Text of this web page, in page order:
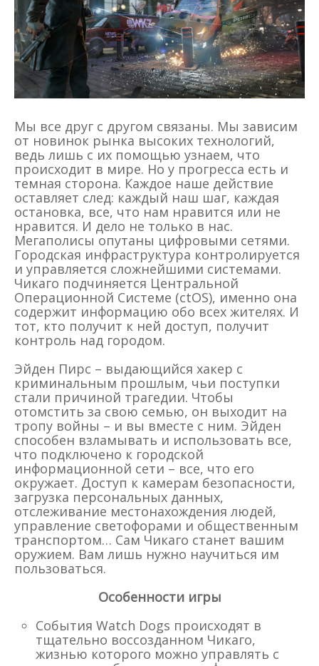
Мы все друг с другом связаны. Мы зависим
от новинок рынка высоких технологий,
ведь лишь с их помощью узнаем, что
происходит в мире. Но у прогресса есть и
темная сторона. Каждое наше действие
оставляет след: каждый наш шаг, каждая
остановка, все, что нам нравится или не
нравится. И дело не только в нас.
Мегаполисы опутаны цифровыми сетями.
Городская инфраструктура контролируется
и управляется сложнейшими системами.
Чикаго подчиняется Центральной
Операционной Системе (ctOS), именно она
содержит информацию обо всех жителях. И
тот, кто получит к ней доступ, получит
контроль над городом.
Эйден Пирс – выдающийся хакер с
криминальным прошлым, чьи поступки
стали причиной трагедии. Чтобы
отомстить за свою семью, он выходит на
тропу войны – и вы вместе с ним. Эйден
способен взламывать и использовать все,
что подключено к городской
информационной сети – все, что его
окружает. Доступ к камерам безопасности,
загрузка персональных данных,
отслеживание местонахождения людей,
управление светофорами и общественным
транспортом… Сам Чикаго станет вашим
оружием. Вам лишь нужно научиться им
пользоваться.
Особенности игры
События Watch Dogs происходят в
тщательно воссозданном Чикаго,
жизнью которого можно управлять с